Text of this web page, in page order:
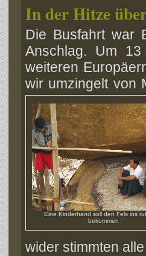
In der Hitze
Die Busfahrt war
Anschlag. Um
weiteren
wir umzingelt von
Eine Kinderhand soll den Fels ins
bekommen
wider stimmten